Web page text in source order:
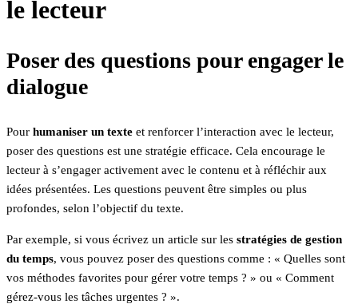
le lecteur
Poser des questions pour engager le
dialogue
Pour humaniser un texte et renforcer l’interaction avec le lecteur,
poser des questions est une stratégie efficace. Cela encourage le
lecteur à s’engager activement avec le contenu et à réfléchir aux
idées présentées. Les questions peuvent être simples ou plus
profondes, selon l’objectif du texte.
Par exemple, si vous écrivez un article sur les stratégies de gestion
du temps, vous pouvez poser des questions comme : « Quelles sont
vos méthodes favorites pour gérer votre temps ? » ou « Comment
gérez-vous les tâches urgentes ? ».